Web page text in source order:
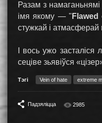
Разам з
імя якому — " Flawed
стужкай і атмасферай
І вось ужо
сеціве зьявіўся
Тэгі Vein of hate extreme
Падзяліцца 2985